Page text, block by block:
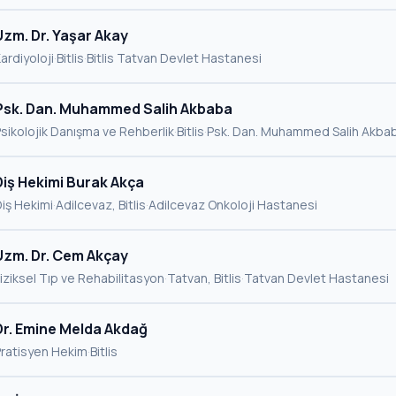
Dr. Yaşar Akay
·Bitlis·Bitlis Tatvan Devlet Hastanesi
Dan. Muhammed Salih Akbaba
Danışma ve Rehberlik·Bitlis·Psk. Dan. Muhammed Salih
Hekimi Burak Akça
Hekimi·Adilcevaz, Bitlis·Adilcevaz Onkoloji Hastanesi
Dr. Cem Akçay
Tıp ve Rehabilitasyon·Tatvan, Bitlis·Tatvan Devlet Hastanesi
Emine Melda Akdağ
Hekim·Bitlis